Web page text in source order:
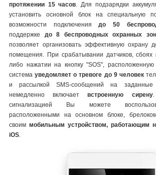
протяжении 15 часов . Для подзарядки
установить основной блок на специальную
возможности подключения до 50
поддержке
до 8 беспроводных охранных зон
позволяет организовать эффективную охрану
помещения. При срабатывании датчиков, сбоях
либо нажатии на кнопку "SOS", расположенную
система уведомляет о тревоге до 9 человек
и рассылкой SMS-сообщений на
немедленно включает
встроенную сирену.
сигнализацией Вы можете
расположенными на основном блоке,
своим мобильным устройством, работающим
iOS